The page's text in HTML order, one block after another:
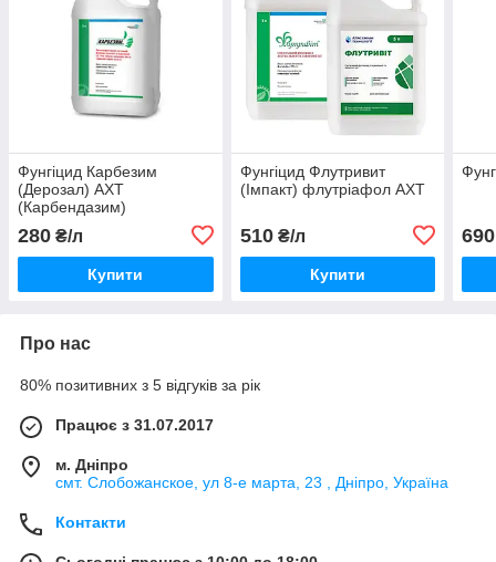
Фунгіцид Карбезим
(Дерозал) АХТ
(Карбендазим)
280 ₴/л
Купити
Фунгіцид Флутривит
(Імпакт) флутріафол АХТ
510₴/л
Купити
690
Про нас
80% позитивних з 5 відгуків за рік
Працює з 31.07.2017
м. Дніпро
смт. Слобожанское, ул 8-е марта, 23 , Дніпро, Україна
Контакти